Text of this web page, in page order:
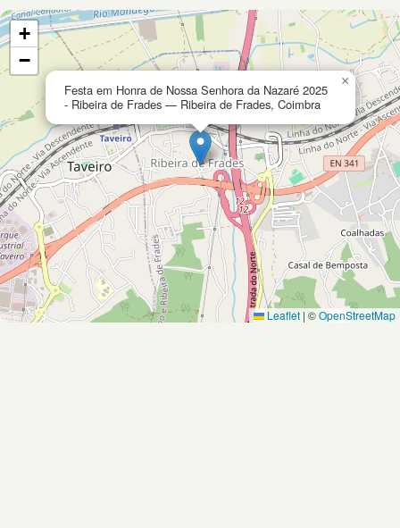
Festa em Honra de Nossa Senhora da Nazaré 2025
- Ribeira de Frades — Ribeira de Frades, Coimbra
×
+
−
Leaflet | ©OpenStreetMap